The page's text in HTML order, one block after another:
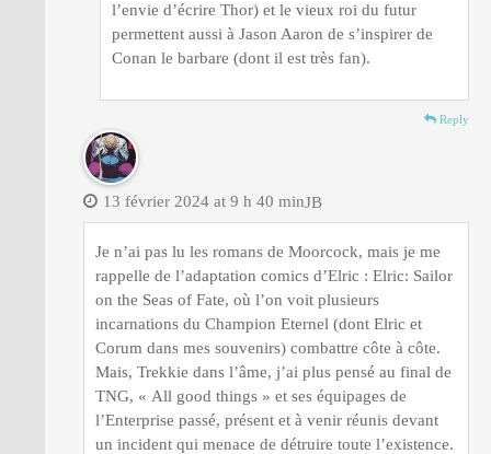
l’envie d’écrire Thor) et le vieux roi du futur
permettent aussi à Jason Aaron de s’inspirer de
Conan le barbare (dont il est très fan).
Reply
JB
13 février 2024 at 9 h 40 min
Je n’ai pas lu les romans de Moorcock, mais je me
rappelle de l’adaptation comics d’Elric : Elric: Sailor
on the Seas of Fate, où l’on voit plusieurs
incarnations du Champion Eternel (dont Elric et
Corum dans mes souvenirs) combattre côte à côte.
Mais, Trekkie dans l’âme, j’ai plus pensé au final de
TNG, « All good things » et ses équipages de
l’Enterprise passé, présent et à venir réunis devant
un incident qui menace de détruire toute l’existence.